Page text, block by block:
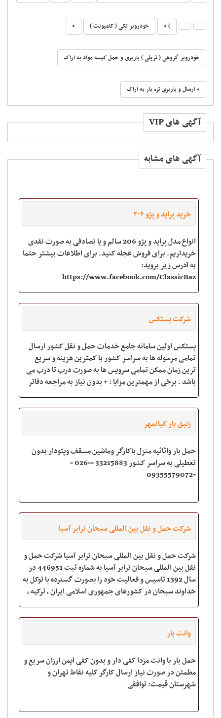
) • خودروبر تکی ( کامیونت ) •
خودروبر گروهی ( تریلی ) باربری و حمل کیسه مواد به اراک
• ارسال و باربری تره بار به اراک
آگهی های VIP
آگهی های مشابه
خرید پراید و پژو ۲۰۶
انواع مدل پراید و پژو 206 سالم و یا تصادفی به صورت نقدی
خریداریم. برای فروش عجله کنید. برای اطلاعات بیشتر حتما
به آدرس زیر بروید:
https://www.facebook.com/ClassicBaz
شرکت پستکس
پستکس اولین سامانه جامع خدمات حمل و نقل کشور ارسال
تمامی مرسوله ها به سراسر کشور با کمترین هزینه و سریع
ترین زمان ممکن تمامی سرویس ها به صورت درب تا درب می
باشد . برخی از مهمترین مزایا : + بدون نیاز به مراجعه دفاتر
زنبق بار کیانمهر
حمل بار واثاثیه منزل باکارگر وماشین مسقف وپتودار بدون
تعطیلی به سراسر کشور 33215883 --026 -
-09355579072
شرکت حمل و نقل بین المللی سبحان ترابر آسیا
شرکت حمل و نقل بین المللی سبحان ترابر آسیا شرکت حمل و
نقل بین المللی سبحان ترابر آسیا به شماره ثبت 446951 در
سال 1392 تاسیس و فعالیت خود را بصورت گسترده با توکل به
خداوند سبحان در کشورهای جمهوری اسلامی ایران ، ترکیه ،
وانت بار
حمل بار با وانت مزدا کفی دار و بدون کفی ایمن ارزان سریع و
مطمئن در صورت نیاز ارسال کارگر کلیه نقاط تهران و
شهرستان قیمت: توافقی